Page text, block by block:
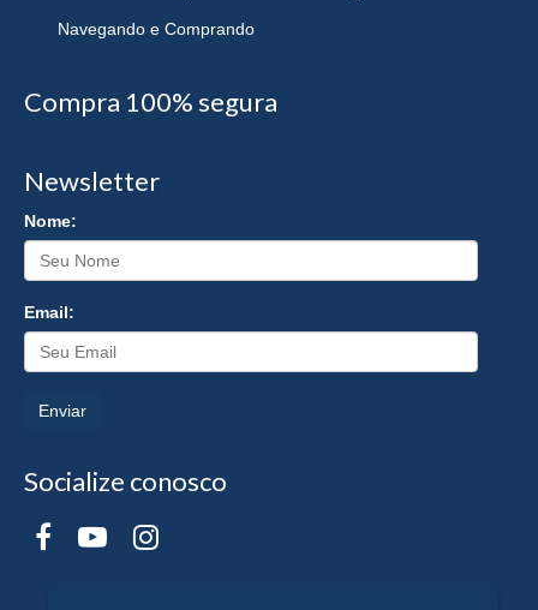
Navegando e Comprando
Compra 100% segura
Newsletter
Nome:
Email:
Enviar
Socialize conosco